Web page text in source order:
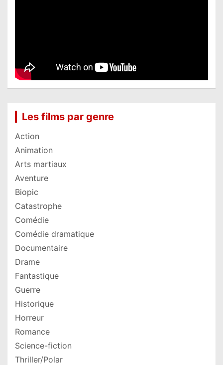
Les films par genre
Action
Animation
Arts martiaux
Aventure
Biopic
Catastrophe
Comédie
Comédie dramatique
Documentaire
Drame
Fantastique
Guerre
Historique
Horreur
Romance
Science-fiction
Thriller/Polar